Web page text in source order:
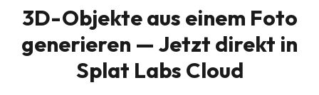
3D-Objekte aus einem Foto
generieren — Jetzt direkt in
Splat Labs Cloud